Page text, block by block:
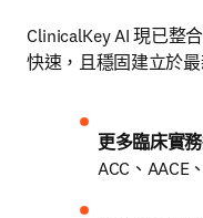
ClinicalKey AI 現已整
快速，且穩固建立於
更多臨床實務
ACC、AACE